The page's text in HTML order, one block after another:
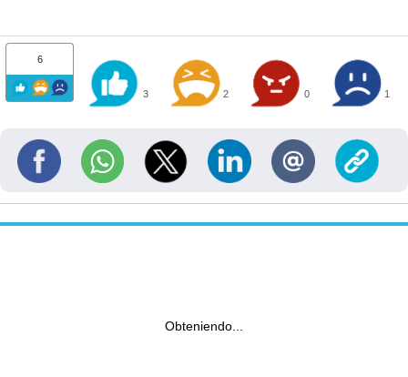
6
3 2 0 1
Obteniendo...